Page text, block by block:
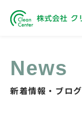
News
新着情報・ブログ